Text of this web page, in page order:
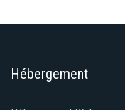
Hébergement